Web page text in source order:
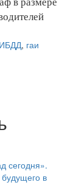
, гаи
сегодня».
в